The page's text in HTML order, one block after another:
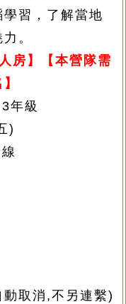
習，了解當地
。
房】【本營隊需
年級
)
動取消,不另連繫)